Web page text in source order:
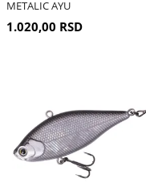
METALIC AYU
1.020,00 RSD